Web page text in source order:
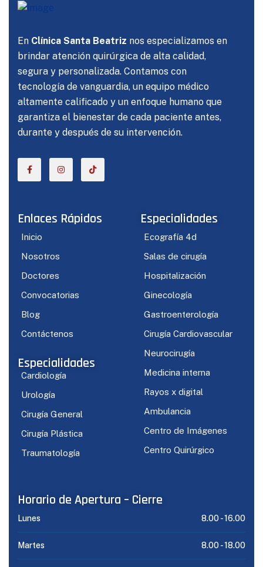
En Clínica Santa Beatriz nos especializamos en
brindar atención quirúrgica de alta calidad,
segura y personalizada. Contamos con
tecnología de vanguardia, un equipo médico
altamente calificado y un enfoque humano que
garantiza el bienestar de cada paciente antes,
durante y después de su intervención.
Enlaces Rápidos
Inicio
Nosotros
Doctores
Convocatorias
Blog
Contáctenos
Especialidades
Cardiología
Urología
Cirugía General
Cirugía Plástica
Traumatología
Especialidades
Ecografía 4d
Salas de cirugía
Hospitalización
Ginecología
Gastroenterología
Cirugía Cardiovascular
Neurocirugía
Medicina interna
Rayos x digital
Ambulancia
Centro de Imágenes
Centro Quirúrgico
Horario de Apertura – Cierre
Lunes 8.00 -16.00
Martes 8.00 -18.00